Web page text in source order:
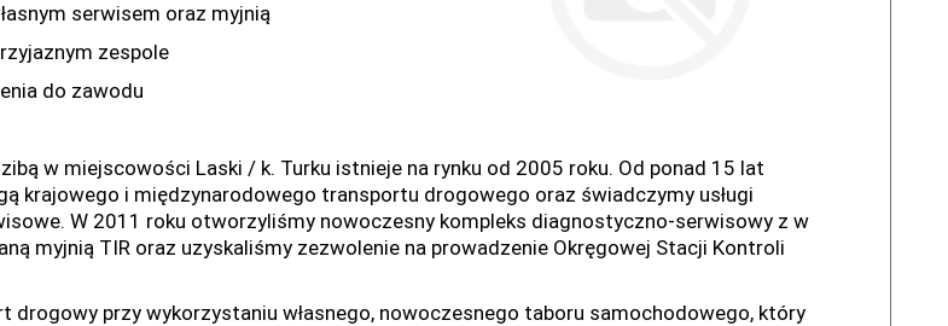
serwisem oraz myjnią
zespole
do zawodu
w miejscowości Laski / k. Turku istnieje na rynku od 2005 roku. Od ponad 15 lat
krajowego i międzynarodowego transportu drogowego oraz świadczymy usługi
W 2011 roku otworzyliśmy nowoczesny kompleks diagnostyczno-serwisowy z w
myjnią TIR oraz uzyskaliśmy zezwolenie na prowadzenie Okręgowej Stacji Kontroli
drogowy przy wykorzystaniu własnego, nowoczesnego taboru samochodowego, który